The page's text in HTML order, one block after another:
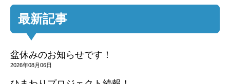
最新記事
盆休みのお知らせです！
2026年08月06日